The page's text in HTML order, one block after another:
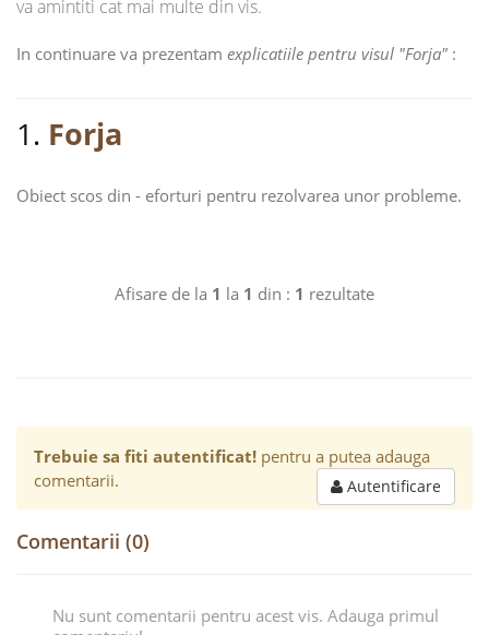
va amintiti cat mai multe din vis.
In continuare va prezentam explicatiile pentru visul "Forja" :
1. Forja
Obiect scos din - eforturi pentru rezolvarea unor probleme.
Afisare de la 1 la 1 din : 1 rezultate
Trebuie sa fiti autentificat! pentru a putea adauga
comentarii.
Autentificare
Comentarii (0)
Nu sunt comentarii pentru acest vis. Adauga primul